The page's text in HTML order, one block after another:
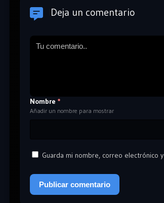
Deja un comentario
Nombre *
Añadir un nombre para mostrar
Guarda mi nombre, correo electrónico